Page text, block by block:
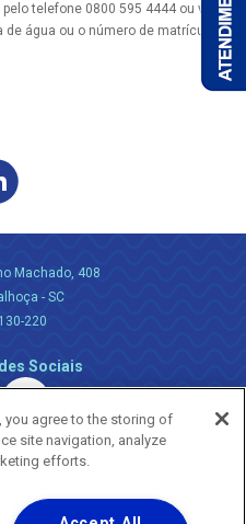
telefone 0800 595 4444 ou via
água ou o número de matrícula
Machado, 408
- SC
220
Sociais
you agree to the storing of
site navigation, analyze
efforts.